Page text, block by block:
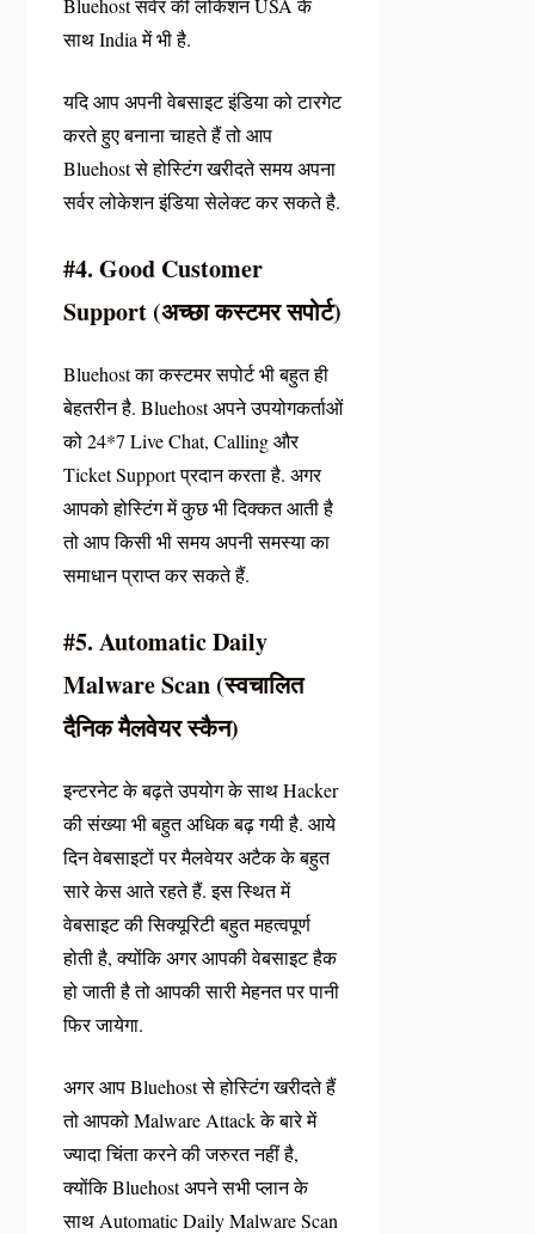
साथ India में भी है.
यदि आप अपनी वेबसाइट इंडिया को टारगेट
करते हुए बनाना चाहते हैं तो आप
Bluehost से होस्टिंग खरीदते समय अपना
सर्वर लोकेशन इंडिया सेलेक्ट कर सकते है.
#4. Good Customer
Support (अच्छा कस्टमर सपोर्ट)
Bluehost का कस्टमर सपोर्ट भी बहुत ही
बेहतरीन है. Bluehost अपने उपयोगकर्ताओं
को 24*7 Live Chat, Calling और
Ticket Support प्रदान करता है. अगर
आपको होस्टिंग में कुछ भी दिक्कत आती है
तो आप किसी भी समय अपनी समस्या का
समाधान प्राप्त कर सकते हैं.
#5. Automatic Daily
Malware Scan (स्वचालित
दैनिक मैलवेयर स्कैन)
इन्टरनेट के बढ़ते उपयोग के साथ Hacker
की संख्या भी बहुत अधिक बढ़ गयी है. आये
दिन वेबसाइटों पर मैलवेयर अटैक के बहुत
सारे केस आते रहते हैं. इस स्थित में
वेबसाइट की सिक्यूरिटी बहुत महत्वपूर्ण
होती है, क्योंकि अगर आपकी वेबसाइट हैक
हो जाती है तो आपकी सारी मेहनत पर पानी
फिर जायेगा.
अगर आप Bluehost से होस्टिंग खरीदते हैं
तो आपको Malware Attack के बारे में
ज्यादा चिंता करने की जरुरत नहीं है,
क्योंकि Bluehost अपने सभी प्लान के
साथ Automatic Daily Malware Scan